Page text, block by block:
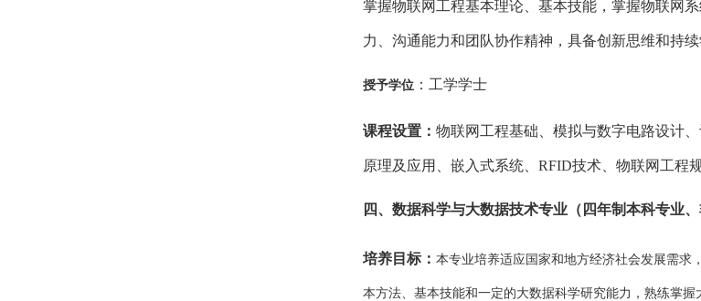
掌握物联网工程基本理论、基本技能，掌握物联网
力、沟通能力和团队协作精神，具备创新思维和持
授予学位：工学学士
课程设置： 物联网工程基础、模拟与数字电路设计
原理及应用、嵌入式系统、 RFID技术、物联网工程
四、 数据科学与大数据技术专业（四年制本科专业、
培养目标： 本专业培养适应国家和地方经济社会发展需求
本方法、基本技能和一定的大数据科学研究能力，熟练掌